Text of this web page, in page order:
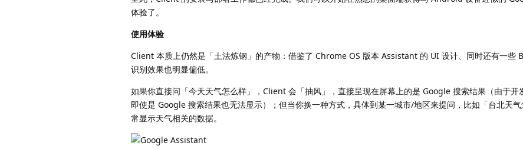
体验了。
使用体验
Client 本质上仍然是「土法炼钢」的产物：借鉴了 Chrome OS 版本 Assistant 的 UI 设计、同时还有一些
识别效果也明显偏低。
如果你直接问「今天天气怎么样」，Client 会「抽风」，直接呈现在屏幕上的是 Google 搜索结果（由于开
即使是 Google 搜索结果也无法显示）；但当你换一种方式，具体到某一城市/地区来提问，比如「台北天
常显示天气相关的数据。